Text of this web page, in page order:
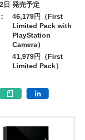
日 発売予定
46,179円（First
Limited Pack with
PlayStation
Camera）
41,979円（First
Limited Pack）